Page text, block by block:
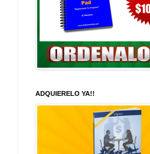
ADQUIERELO YA!!